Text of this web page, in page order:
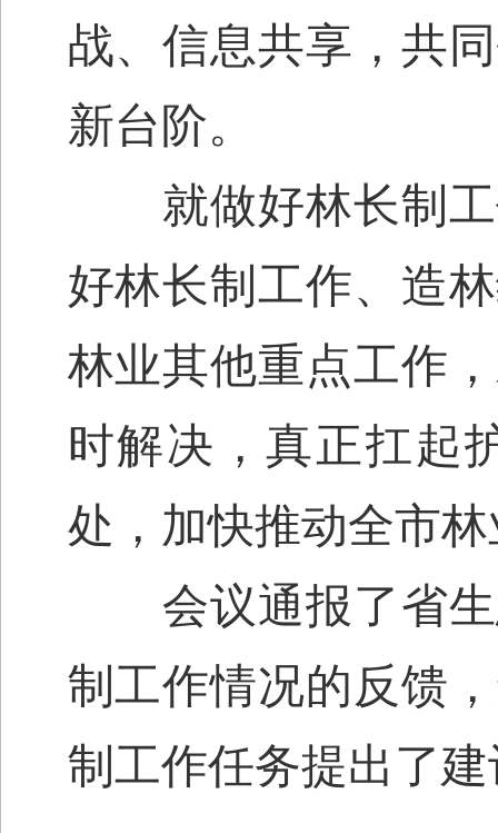
战、信息共享，共
新台阶。
就做好林长制工
好林长制工作、造
林业其他重点工作
时解决，真正扛起
处，加快推动全市
会议通报了省生
制工作情况的反馈
制工作任务提出了